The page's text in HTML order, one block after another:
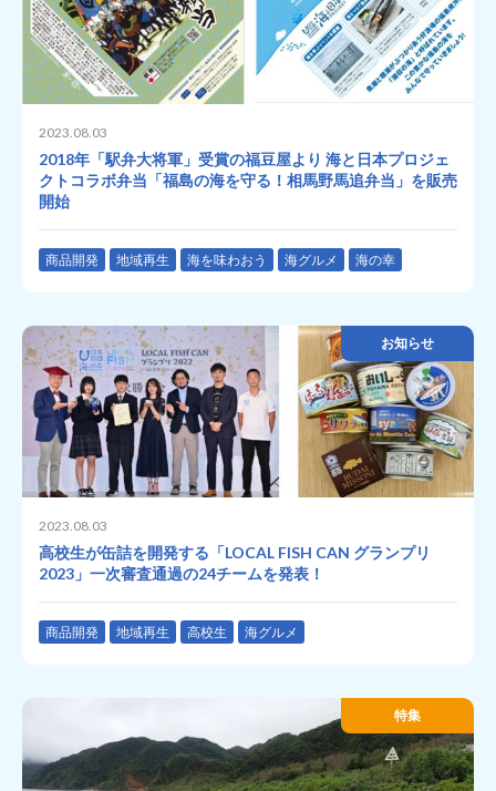
2023.08.03
2018年「駅弁大将軍」受賞の福豆屋より 海と日本プロジェ
クトコラボ弁当「福島の海を守る！相馬野馬追弁当」を販売
開始
商品開発 地域再生 海を味わおう 海グルメ 海の幸
お知らせ
2023.08.03
高校生が缶詰を開発する「LOCAL FISH CAN グランプリ
2023」一次審査通過の24チームを発表！
商品開発 地域再生 高校生 海グルメ
特集